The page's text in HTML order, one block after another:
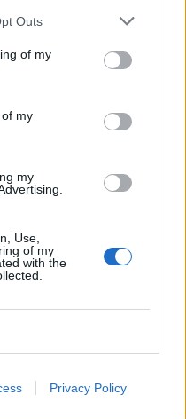
Outs
of my
my
my
Use,
of my
with the
Privacy Policy
ΦΥΣΙΚΟ ΑΕΡΙΟ